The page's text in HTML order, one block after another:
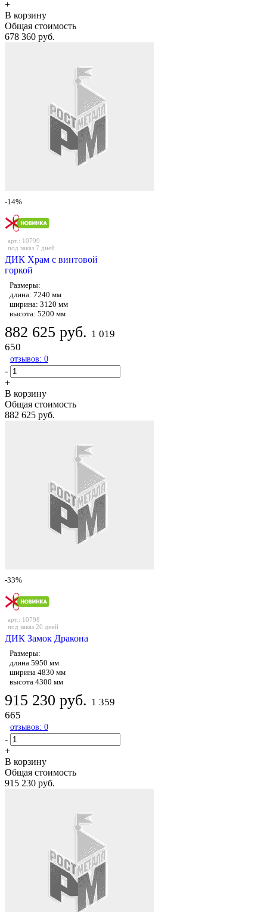
+
В корзину
Общая стоимость
678 360 руб.
-14%
под заказ 7 дней
арт.: 10799
ДИК Храм с винтовой
горкой
Размеры:
длина: 7240 мм
ширина: 3120 мм
высота: 5200 мм
882 625 руб. 1 019
650
отзывов: 0
-
+
В корзину
Общая стоимость
882 625 руб.
-33%
под заказ 20 дней
арт.: 10798
ДИК Замок Дракона
Размеры:
длина 5950 мм
ширина 4830 мм
высота 4300 мм
915 230 руб. 1 359
665
отзывов: 0
-
+
В корзину
Общая стоимость
915 230 руб.